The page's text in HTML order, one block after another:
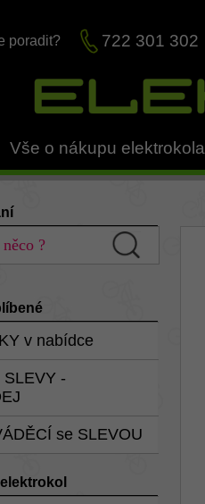
poradit? 722 301 302
Vše o nákupu elektrokola
v nabídce
-
se SLEVOU